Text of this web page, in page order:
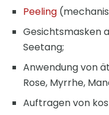
Peeling
Gesichtsmasken
Seetang;
Anwendung von
Rose, Myrrhe,
Auftragen von